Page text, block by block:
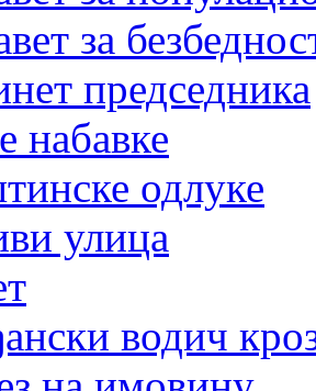
за
председника
набавке
одлуке
улица
водич